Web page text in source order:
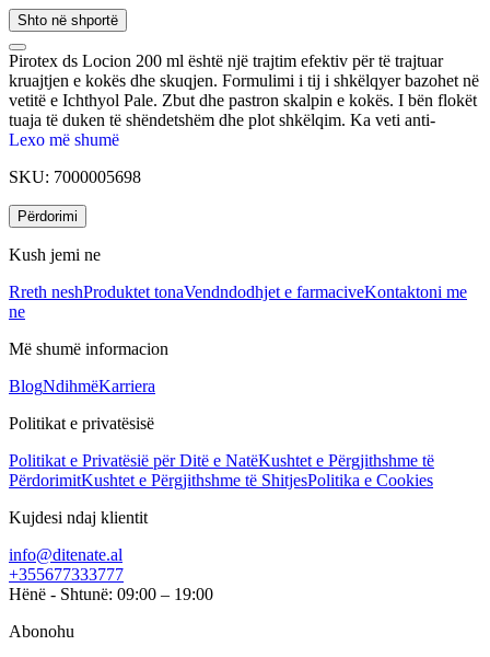
Shto në shportë
Pirotex ds Locion 200 ml është një trajtim efektiv për të trajtuar
kruajtjen e kokës dhe skuqjen. Formulimi i tij i shkëlqyer bazohet në
vetitë e Ichthyol Pale. Zbut dhe pastron skalpin e kokës. I bën flokët
tuaja të duken të shëndetshëm dhe plot shkëlqim. Ka veti anti-
inflamatore duke eleminuar skuqjen e lëkurës dhe antiseborreike
dhe pastron skalpin e kokës. Ekstrakti i lakrës ofron veti të
veti zbutëse, antiseptike, hidratuese dhe freskuese.
Lexo më shumë
SKU: 7000005698
Përdorimi
Kush jemi ne
Rreth neshProduktet tonaVendndodhjet e farmaciveKontaktoni me
ne
Më shumë informacion
BlogNdihmëKarriera
Politikat e privatësisë
Politikat e Privatësië për Ditë e NatëKushtet e Përgjithshme të
PërdorimitKushtet e Përgjithshme të ShitjesPolitika e Cookies
Kujdesi ndaj klientit
info@ditenate.al
+355677333777
Hënë - Shtunë: 09:00 – 19:00
Abonohu